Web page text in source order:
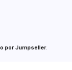
por Jumpseller.